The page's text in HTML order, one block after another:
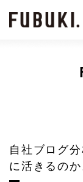
自社ブログ
に活きるの